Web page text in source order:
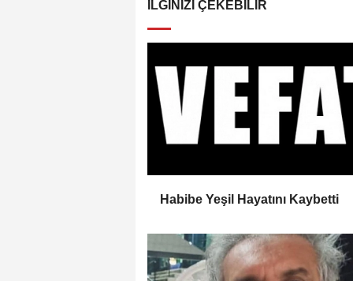
İLGINIZI ÇEKEBILIR
Habibe Yeşil Hayatını Kaybetti